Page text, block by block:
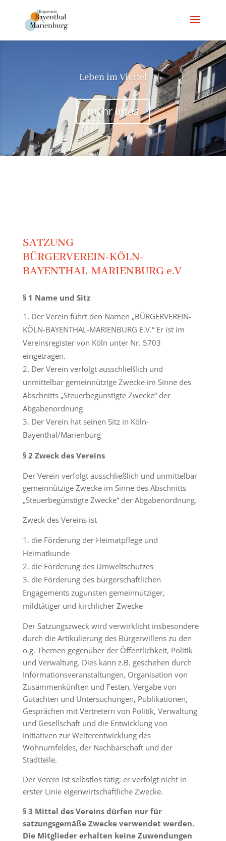
Leben im Viertel
mehr Infos
SATZUNG
BÜRGERVEREIN-KÖLN-
BAYENTHAL-MARIENBURG e.V
§ 1 Name und Sitz
Der Verein führt den Namen „BÜRGERVEREIN-
KÖLN-BAYENTHAL-MARIENBURG E.V.“ Er ist im
Vereinsregister von Köln unter Nr. 5703
eingetragen.
Der Verein verfolgt ausschließlich und
unmittelbar gemeinnützige Zwecke im Sinne des
Abschnitts „Steuerbegünstigte Zwecke“ der
Abgabenordnung
Der Verein hat seinen Sitz in Köln-
Bayenthal/Marienburg
§ 2 Zweck des Vereins
Der Verein verfolgt ausschließlich und unmittelbar
gemeinnützige Zwecke im Sinne des Abschnitts
„Steuerbegünstigte Zwecke“ der Abgabenordnung.
Zweck des Vereins ist
die Förderung der Heimatpflege und
Heimatkunde
die Förderung des Umweltschutzes
die Förderung des bürgerschaftlichen
Engagements zugunsten gemeinnütziger,
mildtätiger und kirchlicher Zwecke
Der Satzungszweck wird verwirklicht insbesondere
durch die Artikulierung des Bürgerwillens zu den
o.g. Themen gegenüber der Öffentlichkeit, Politik
und Verwaltung. Dies kann z.B. geschehen durch
Informationsveranstaltungen, Organisation von
Zusammenkünften und Festen, Vergabe von
Gutachten und Untersuchungen, Publikationen,
Gesprächen mit Vertretern von Politik, Verwaltung
und Gesellschaft und die Entwicklung von
Initiativen zur Weiterentwicklung des
Wohnumfeldes, der Nachbarschaft und der
Stadtteile.
Der Verein ist selbstlos tätig; er verfolgt nicht in
erster Linie eigenwirtschaftliche Zwecke.
§ 3 Mittel des Vereins dürfen nur für
satzungsgemäße Zwecke verwendet werden.
Die Mitglieder erhalten keine Zuwendungen